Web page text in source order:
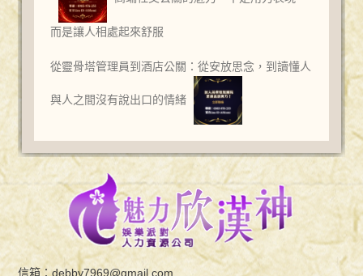
而是讓人相處起來舒服
從靈骨塔管理員到酒店公關：從安放思念，到讀懂人
與人之間沒有說出口的情緒
信箱：debby7969@gmail.com